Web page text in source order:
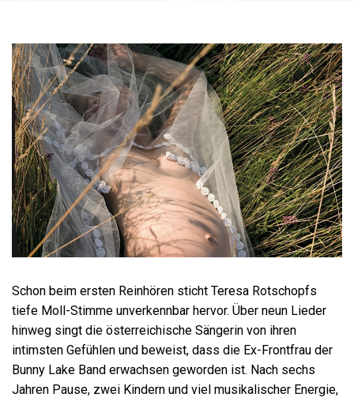
Schon beim ersten Reinhören sticht Teresa Rotschopfs
tiefe Moll-Stimme unverkennbar hervor. Über neun Lieder
hinweg singt die österreichische Sängerin von ihren
intimsten Gefühlen und beweist, dass die Ex-Frontfrau der
Bunny Lake Band erwachsen geworden ist. Nach sechs
Jahren Pause, zwei Kindern und viel musikalischer Energie,